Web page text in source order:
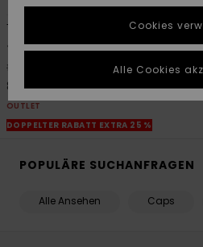
Starten Sie
um die
schnellste
Antwort auf
Antworten auf
die
SHOPS
QUIKSILVER APP
WUNSCHLISTE
Tower
Jungen Schwarz Safarihut
18,00 €
8,10 €
OUTLET
DOPPELTER RABATT EXTRA 25 %
POPULÄRE SUCHANFRAGEN
Alle Ansehen Caps
Cookies
Alle Cookies